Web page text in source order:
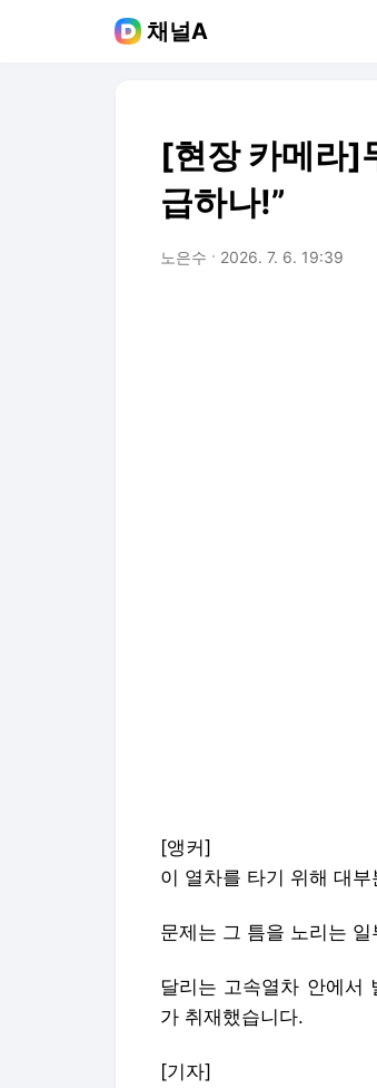
채널A
[현장 카메라]
급하나!”
노은수 2026. 7. 6. 19:39
[앵커]
이 열차를 타기 위해 대
문제는 그 틈을 노리는
달리는 고속열차 안에서
가 취재했습니다.
[기자]